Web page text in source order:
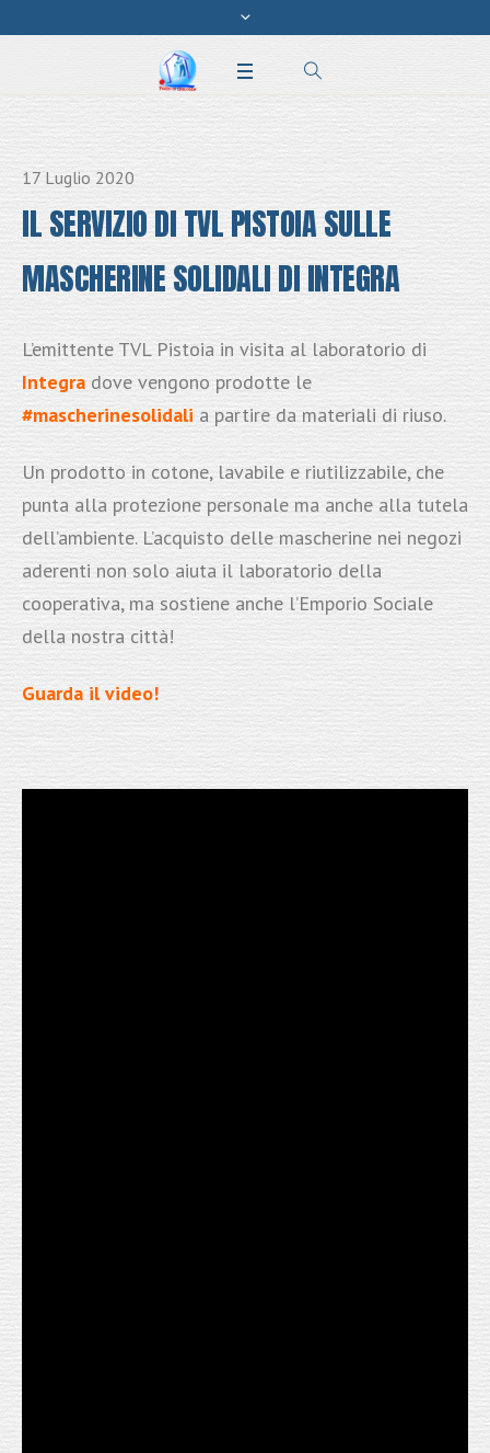
17 Luglio 2020
IL SERVIZIO DI TVL PISTOIA SULLE
MASCHERINE SOLIDALI DI INTEGRA
L’emittente TVL Pistoia in visita al laboratorio di
Integra dove vengono prodotte le
#mascherinesolidali a partire da materiali di riuso.
Un prodotto in cotone, lavabile e riutilizzabile, che
punta alla protezione personale ma anche alla tutela
dell’ambiente. L’acquisto delle mascherine nei negozi
aderenti non solo aiuta il laboratorio della
cooperativa, ma sostiene anche l’Emporio Sociale
della nostra città!
Guarda il video!